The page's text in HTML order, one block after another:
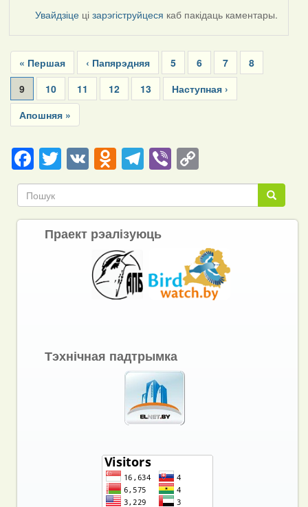
Увайдзіце цізарэгіструйцеся каб пакідаць каментары.
Pagination
First
page
« Першая
Previous
page
‹ Папярэдняя Page
5 Page
6 Page
7 Page
8
Current
page
9 Page
10 Page
11 Page
12 Page
13
Next
page
Наступная ›
Last
page
Апошняя »
Facebook
Twitter
VKOdnoklassniki
Telegram
ViberCopy
Link Пошук
Пошук
Праект рэалізуюць
Тэхнічная падтрымка